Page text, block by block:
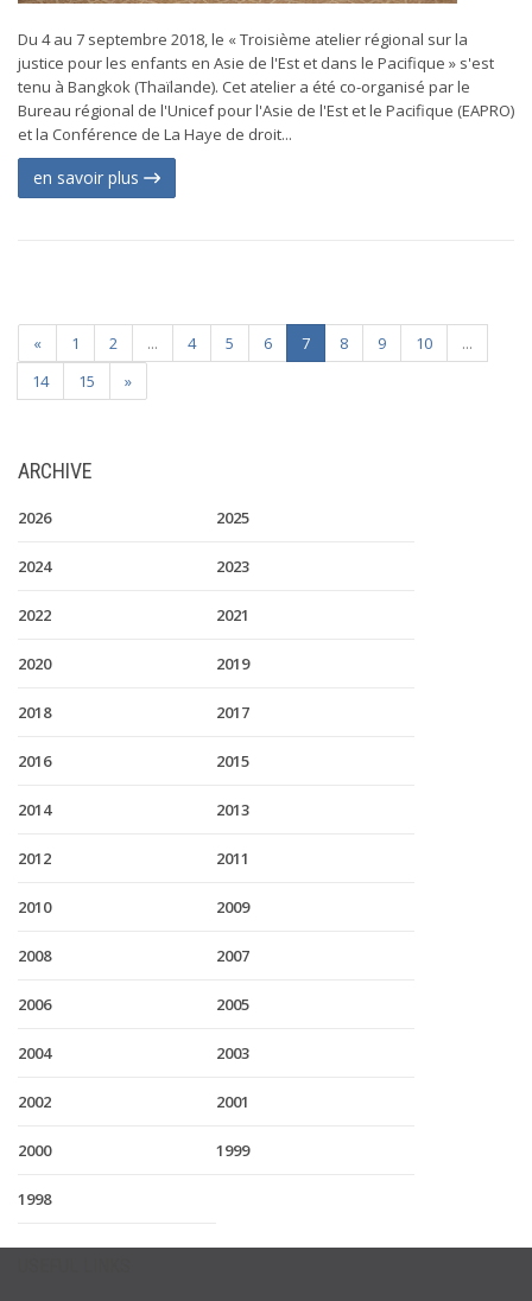
Du 4 au 7 septembre 2018, le « Troisième atelier régional sur la
justice pour les enfants en Asie de l'Est et dans le Pacifique » s'est
tenu à Bangkok (Thaïlande). Cet atelier a été co-organisé par le
Bureau régional de l'Unicef pour l'Asie de l'Est et le Pacifique (EAPRO)
et la Conférence de La Haye de droit...
en savoir plus
« 1 2 ... 4 5 6 7 8 9 10
...
14
15 »
ARCHIVE
2026 2025
2024 2023
2022 2021
2020 2019
2018 2017
2016 2015
2014 2013
2012 2011
2010 2009
2008 2007
2006 2005
2004 2003
2002 2001
2000 1999
1998